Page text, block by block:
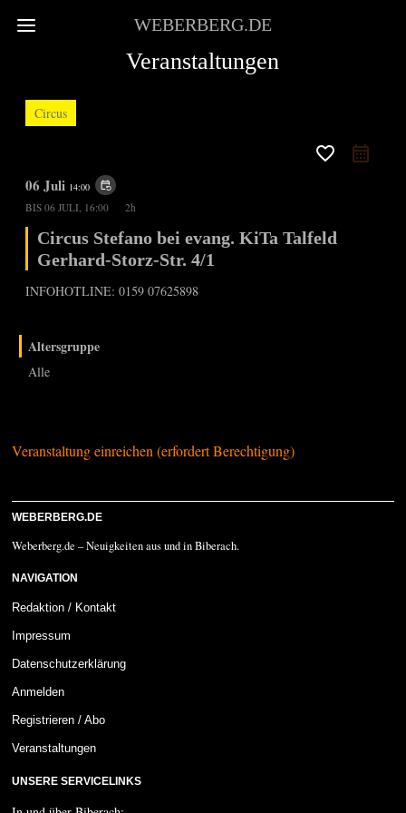
WEBERBERG.DE
Veranstaltungen
Circus
favorite_border
06 Juli 14:00 event_repeat
BIS06 JULI, 16:00 2h
Circus Stefano bei evang. KiTa Talfeld
Gerhard-Storz-Str. 4/1
INFOHOTLINE: 0159 07625898
Altersgruppe
Alle
Veranstaltung einreichen (erfordert Berechtigung)
WEBERBERG.DE
Weberberg.de – Neuigkeiten aus und in Biberach.
NAVIGATION
Redaktion / Kontakt
Impressum
Datenschutzerklärung
Anmelden
Registrieren / Abo
Veranstaltungen
UNSERE SERVICELINKS